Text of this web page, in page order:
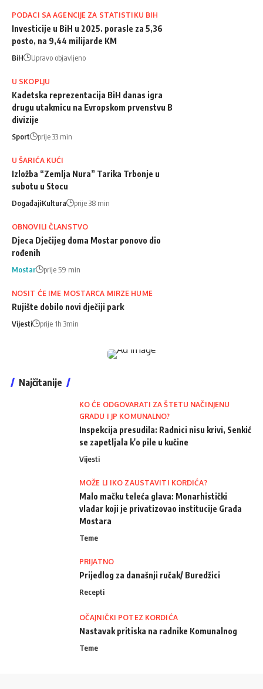
PODACI SA AGENCIJE ZA STATISTIKU BIH
Investicije u BiH u 2025. porasle za 5,36
posto, na 9,44 milijarde KM
BiH Upravo objavljeno
U SKOPLJU
Kadetska reprezentacija BiH danas igra
drugu utakmicu na Evropskom prvenstvu B
divizije
Sport prije 33 min
U ŠARIĆA KUĆI
Izložba “Zemlja Nura” Tarika Trbonje u
subotu u Stocu
DogađajiKultura prije 38 min
OBNOVILI ČLANSTVO
Djeca Dječijeg doma Mostar ponovo dio
rođenih
Mostar prije 59 min
NOSIT ĆE IME MOSTARCA MIRZE HUME
Rujište dobilo novi dječiji park
Vijesti prije 1h 3min
Najčitanije
KO ĆE ODGOVARATI ZA ŠTETU NAČINJENU
GRADU I JP KOMUNALNO?
Inspekcija presudila: Radnici nisu krivi, Senkić
se zapetljala k'o pile u kučine
Vijesti
MOŽE LI IKO ZAUSTAVITI KORDIĆA?
Malo mačku teleća glava: Monarhistički
vladar koji je privatizovao institucije Grada
Mostara
Teme
PRIJATNO
Prijedlog za današnji ručak/ Buredžici
Recepti
OČAJNIČKI POTEZ KORDIĆA
Nastavak pritiska na radnike Komunalnog
Teme